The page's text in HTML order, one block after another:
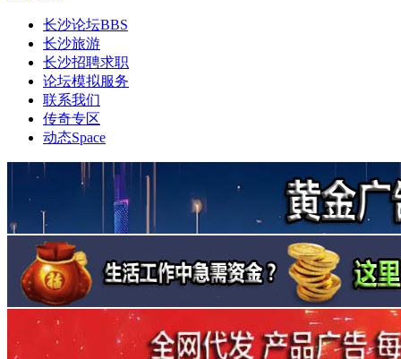
长沙论坛BBS
长沙旅游
长沙招聘求职
论坛模拟服务
联系我们
传奇专区
动态Space